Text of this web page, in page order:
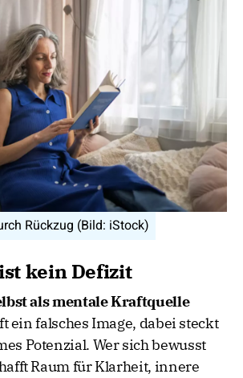
Rückzug (Bild: iStock)
kein Defizit
als mentale Kraftquelle
ein falsches Image, dabei steckt
Potenzial. Wer sich bewusst
Raum für Klarheit, innere